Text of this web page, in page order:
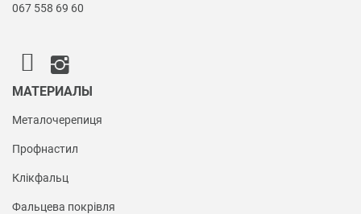
067 558 69 60
МАТЕРИАЛЫ
Металочерепиця
Профнастил
Клікфальц
Фальцева покрівля